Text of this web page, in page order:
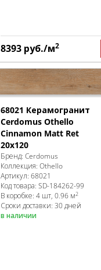
8393 руб./м2
68021 Керамогранит
Cerdomus Othello
Cinnamon Matt Ret
20x120
Бренд: Cerdomus
Коллекция: Othello
Артикул: 68021
Код товара: SD-184262-99
В коробке: 4 шт, 0.96 м2
Сроки доставки: 30 дней
в наличии